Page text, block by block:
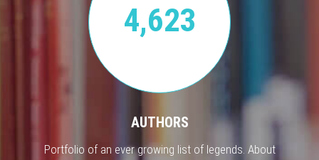
4,623
AUTHORS
Portfolio of an ever growing list of legends. About